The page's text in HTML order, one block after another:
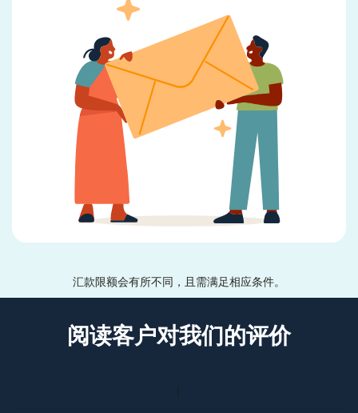
汇款限额会有所不同，且需满足相应条件。
阅读客户对我们的评价